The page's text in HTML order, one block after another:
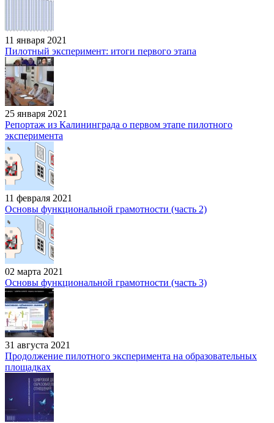
11 января 2021
Пилотный эксперимент: итоги первого этапа
25 января 2021
Репортаж из Калининграда о первом этапе пилотного
эксперимента
11 февраля 2021
Основы функциональной грамотности (часть 2)
02 марта 2021
Основы функциональной грамотности (часть 3)
31 августа 2021
Продолжение пилотного эксперимента на образовательных
площадках